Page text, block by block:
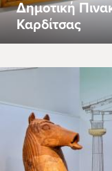
Δημοτική
Καρδίτσας